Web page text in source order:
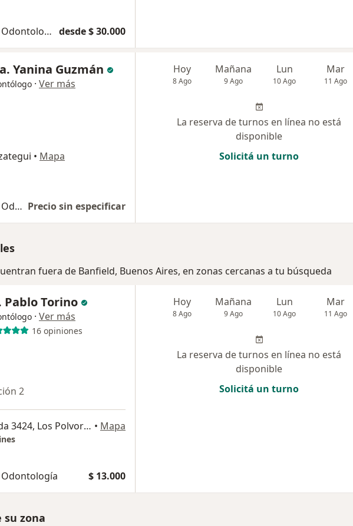
Consultas sucesivas Odontología desde $ 30.000
Yanina Guzmán
· Ver más
• Mapa
Consultas sucesivas Odontología Precio sin especificar
Hoy
8 Ago
Mañana
9 Ago
Lun
10 Ago
Mar
11 Ago
La reserva de turnos en línea no está
disponible
Solicitá un turno
fuera de Banfield, Buenos Aires, en zonas cercanas a tu búsqueda
Pablo Torino
· Ver más
16 opiniones
2
Remedios de Escalada 3424, Los Polvorines • Mapa
Odontología
$ 13.000
Hoy
8 Ago
Mañana
9 Ago
Lun
10 Ago
Mar
11 Ago
La reserva de turnos en línea no está
disponible
Solicitá un turno
su zona